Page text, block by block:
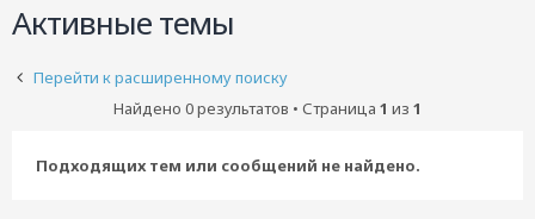
Активные темы
Перейти к расширенному поиску
Найдено 0 результатов • Страница 1 из 1
Подходящих тем или сообщений не найдено.